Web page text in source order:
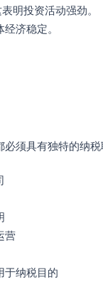
明投资活动强劲。
济稳定。
须具有独特的纳
营
于纳税目的